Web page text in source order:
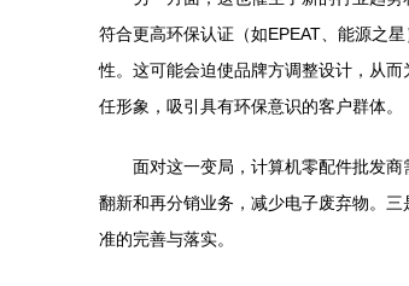
符合更高环保认证（如EPEAT、能源之
性。这可能会迫使品牌方调整设计，从
任形象，吸引具有环保意识的客户群体。
面对这一变局，计算机零配件批发
翻新和再分销业务，减少电子废弃物。
准的完善与落实。